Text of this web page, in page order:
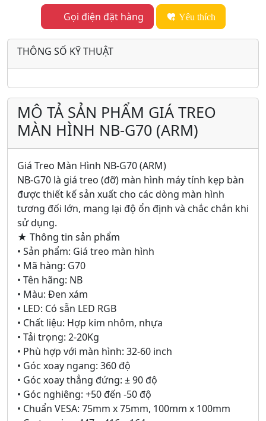
Gọi điện đặt hàng Yêu thích
THÔNG SỐ KỸ THUẬT
MÔ TẢ SẢN PHẨM GIÁ TREO
MÀN HÌNH NB-G70 (ARM)
Giá Treo Màn Hình NB-G70 (ARM)
NB-G70 là giá treo (đỡ) màn hình máy tính kẹp bàn
được thiết kế sản xuất cho các dòng màn hình
tương đối lớn, mang lại độ ổn định và chắc chắn khi
sử dụng.
★ Thông tin sản phẩm
• Sản phẩm: Giá treo màn hình
• Mã hàng: G70
• Tên hãng: NB
• Màu: Đen xám
• LED: Có sẵn LED RGB
• Chất liệu: Hợp kim nhôm, nhựa
• Tải trọng: 2-20Kg
• Phù hợp với màn hình: 32-60 inch
• Góc xoay ngang: 360 độ
• Góc xoay thẳng đứng: ± 90 độ
• Góc nghiêng: +50 đến -50 độ
• Chuẩn VESA: 75mm x 75mm, 100mm x 100mm